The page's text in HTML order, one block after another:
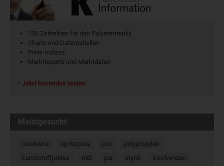
100 Zeitreihen für den Polymermarkt
Charts und Datentabellen
Preis-Indizes
Marktreports und Marktdaten
Jetzt kostenlos testen
Meistgesucht
insolvenz spritzguss pvc
polypropylen
kunststoffpreise
mdi pur styrol
insolvenzen